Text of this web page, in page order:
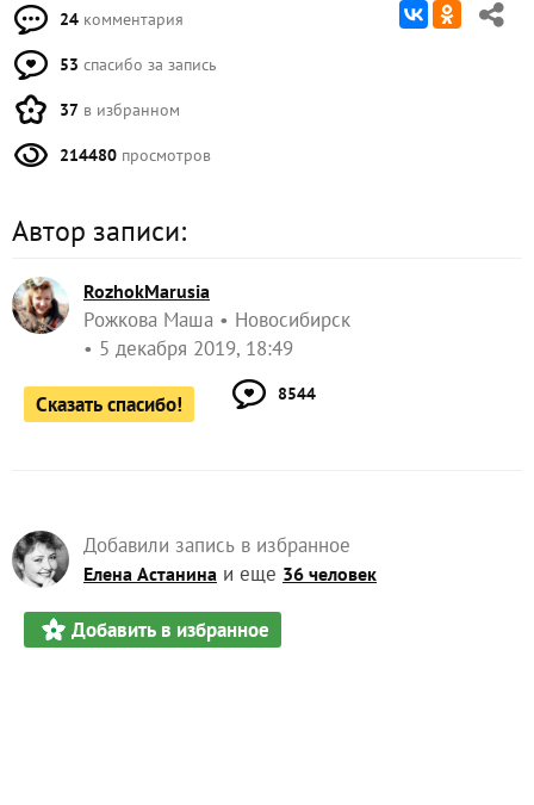
24 комментария
53 спасибо за запись
37 в избранном
214480 просмотров
Автор записи:
RozhokMarusia
Рожкова Маша
Новосибирск
5 декабря 2019, 18:49
Сказать спасибо! 8544
Добавили запись в избранное
Елена Астанина и еще 36 человек
Добавить в избранное